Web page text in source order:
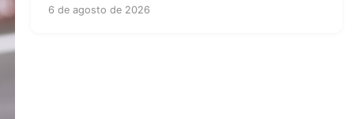
6 de agosto de 2026